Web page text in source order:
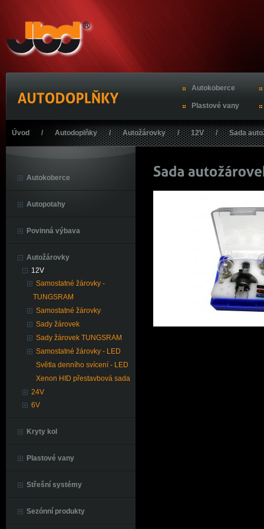
Autokoberce
Plastové vany
Úvod / Autodoplňky / Autožárovky / 12V / Sada
Autokoberce
Autopotahy
Povinná výbava
Autožárovky
12V
Samostatné žárovky -
TUNGSRAM
Samostatné žárovky
Sady žárovek
Sady žárovek TUNGSRAM
Samostatné žárovky - LED
Světla denního svícení - LED
Xenon HID přestavbová sada
24V
6V
Kryty kol
Plastové vany
Střešní systémy
Sezónní produkty